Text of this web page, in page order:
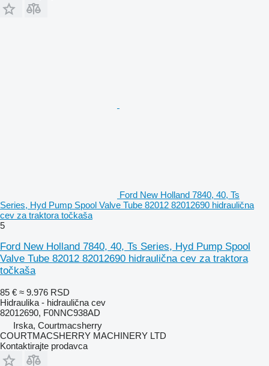
Ford New Holland 7840, 40, Ts
Series, Hyd Pump Spool Valve Tube 82012 82012690 hidraulična
cev za traktora točkaša
5
Ford New Holland 7840, 40, Ts Series, Hyd Pump Spool
Valve Tube 82012 82012690 hidraulična cev za traktora
točkaša
85 € ≈ 9.976 RSD
Hidraulika - hidraulična cev
82012690, F0NNC938AD
Irska, Courtmacsherry
COURTMACSHERRY MACHINERY LTD
Kontaktirajte prodavca